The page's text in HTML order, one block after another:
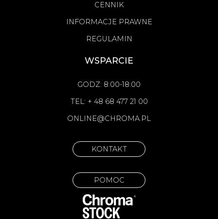
CENNIK
INFORMACJE PRAWNE
REGULAMIN
WSPARCIE
GODZ: 8:00-18:00
TEL: + 48 68 477 21 00
ONLINE@CHROMA.PL
KONTAKT
POMOC